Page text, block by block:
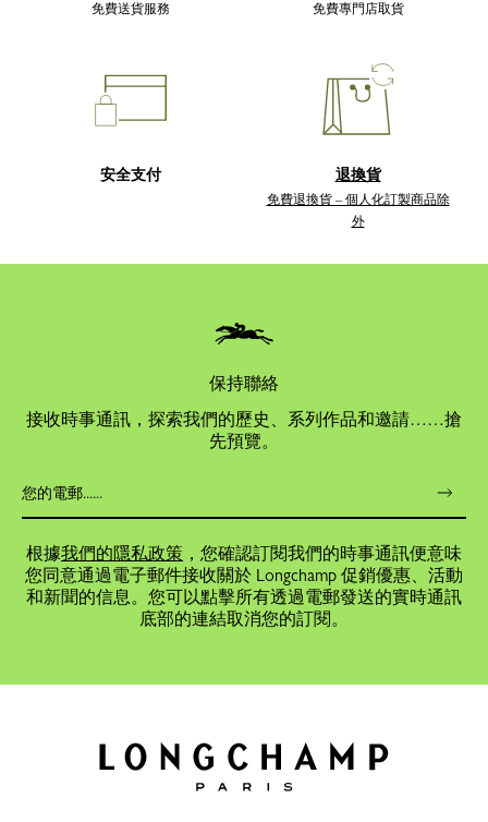
免費送貨服務 免費專門店取貨
安全支付 退換貨
免費退換貨 – 個人化訂製商品除
外
保持聯絡
接收時事通訊，探索我們的歷史、系列作品和邀請……搶
先預覽。
根據我們的隱私政策 ，您確認訂閱我們的時事通訊便意味
您同意通過電子郵件接收關於 Longchamp 促銷優惠、活動
和新聞的信息。您可以點擊所有透過電郵發送的實時通訊
底部的連結取消您的訂閱。